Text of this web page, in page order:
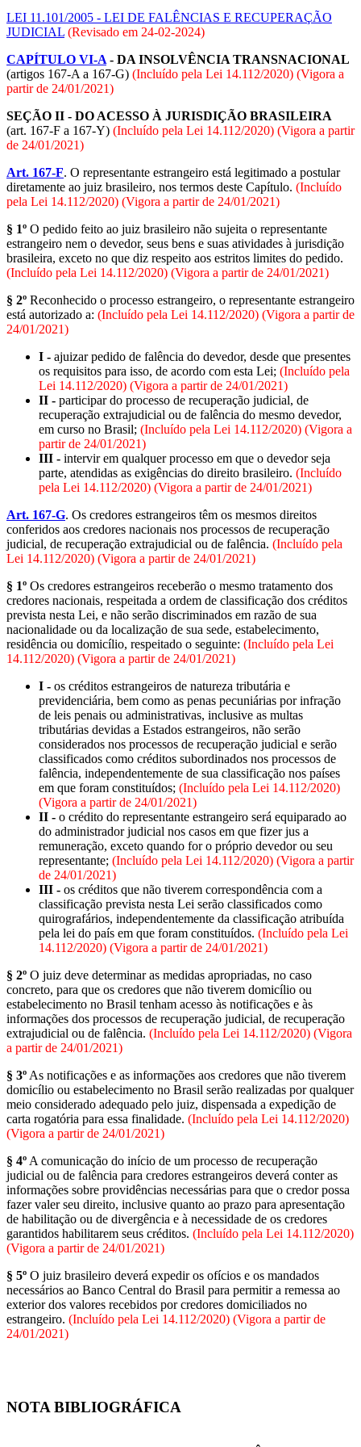
LEI 11.101/2005 - LEI DE FALÊNCIAS E RECUPERAÇÃO
JUDICIAL (Revisado em 24-02-2024)
CAPÍTULO VI-A - DA INSOLVÊNCIA TRANSNACIONAL
(artigos 167-A a 167-G) (Incluído pela Lei 14.112/2020) (Vigora a
partir de 24/01/2021)
SEÇÃO II - DO ACESSO À JURISDIÇÃO BRASILEIRA
(art. 167-F a 167-Y) (Incluído pela Lei 14.112/2020) (Vigora a partir
de 24/01/2021)
Art. 167-F. O representante estrangeiro está legitimado a postular
diretamente ao juiz brasileiro, nos termos deste Capítulo. (Incluído
pela Lei 14.112/2020) (Vigora a partir de 24/01/2021)
§ 1º O pedido feito ao juiz brasileiro não sujeita o representante
estrangeiro nem o devedor, seus bens e suas atividades à jurisdição
brasileira, exceto no que diz respeito aos estritos limites do pedido.
(Incluído pela Lei 14.112/2020) (Vigora a partir de 24/01/2021)
§ 2º Reconhecido o processo estrangeiro, o representante estrangeiro
está autorizado a: (Incluído pela Lei 14.112/2020) (Vigora a partir de
24/01/2021)
I - ajuizar pedido de falência do devedor, desde que presentes
os requisitos para isso, de acordo com esta Lei; (Incluído pela
Lei 14.112/2020) (Vigora a partir de 24/01/2021)
II - participar do processo de recuperação judicial, de
recuperação extrajudicial ou de falência do mesmo devedor,
em curso no Brasil; (Incluído pela Lei 14.112/2020) (Vigora a
partir de 24/01/2021)
III - intervir em qualquer processo em que o devedor seja
parte, atendidas as exigências do direito brasileiro. (Incluído
pela Lei 14.112/2020) (Vigora a partir de 24/01/2021)
Art. 167-G. Os credores estrangeiros têm os mesmos direitos
conferidos aos credores nacionais nos processos de recuperação
judicial, de recuperação extrajudicial ou de falência. (Incluído pela
Lei 14.112/2020) (Vigora a partir de 24/01/2021)
§ 1º Os credores estrangeiros receberão o mesmo tratamento dos
credores nacionais, respeitada a ordem de classificação dos créditos
prevista nesta Lei, e não serão discriminados em razão de sua
nacionalidade ou da localização de sua sede, estabelecimento,
residência ou domicílio, respeitado o seguinte: (Incluído pela Lei
14.112/2020) (Vigora a partir de 24/01/2021)
I - os créditos estrangeiros de natureza tributária e
previdenciária, bem como as penas pecuniárias por infração
de leis penais ou administrativas, inclusive as multas
tributárias devidas a Estados estrangeiros, não serão
considerados nos processos de recuperação judicial e serão
classificados como créditos subordinados nos processos de
falência, independentemente de sua classificação nos países
em que foram constituídos; (Incluído pela Lei 14.112/2020)
(Vigora a partir de 24/01/2021)
II - o crédito do representante estrangeiro será equiparado ao
do administrador judicial nos casos em que fizer jus a
remuneração, exceto quando for o próprio devedor ou seu
representante; (Incluído pela Lei 14.112/2020) (Vigora a partir
de 24/01/2021)
III - os créditos que não tiverem correspondência com a
classificação prevista nesta Lei serão classificados como
quirografários, independentemente da classificação atribuída
pela lei do país em que foram constituídos. (Incluído pela Lei
14.112/2020) (Vigora a partir de 24/01/2021)
§ 2º O juiz deve determinar as medidas apropriadas, no caso
concreto, para que os credores que não tiverem domicílio ou
estabelecimento no Brasil tenham acesso às notificações e às
informações dos processos de recuperação judicial, de recuperação
extrajudicial ou de falência. (Incluído pela Lei 14.112/2020) (Vigora
a partir de 24/01/2021)
§ 3º As notificações e as informações aos credores que não tiverem
domicílio ou estabelecimento no Brasil serão realizadas por qualquer
meio considerado adequado pelo juiz, dispensada a expedição de
carta rogatória para essa finalidade. (Incluído pela Lei 14.112/2020)
(Vigora a partir de 24/01/2021)
§ 4º A comunicação do início de um processo de recuperação
judicial ou de falência para credores estrangeiros deverá conter as
informações sobre providências necessárias para que o credor possa
fazer valer seu direito, inclusive quanto ao prazo para apresentação
de habilitação ou de divergência e à necessidade de os credores
garantidos habilitarem seus créditos. (Incluído pela Lei 14.112/2020)
(Vigora a partir de 24/01/2021)
§ 5º O juiz brasileiro deverá expedir os ofícios e os mandados
necessários ao Banco Central do Brasil para permitir a remessa ao
exterior dos valores recebidos por credores domiciliados no
estrangeiro. (Incluído pela Lei 14.112/2020) (Vigora a partir de
24/01/2021)
NOTA BIBLIOGRÁFICA